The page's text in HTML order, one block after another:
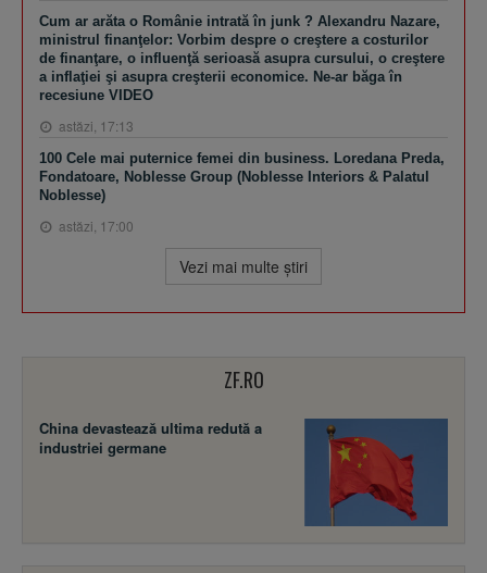
Cum ar arăta o Românie intrată în junk ? Alexandru Nazare,
ministrul finanţelor: Vorbim despre o creştere a costurilor
de finanţare, o influenţă serioasă asupra cursului, o creştere
a inflaţiei şi asupra creşterii economice. Ne-ar băga în
recesiune VIDEO
astăzi, 17:13
100 Cele mai puternice femei din business. Loredana Preda,
Fondatoare, Noblesse Group (Noblesse Interiors & Palatul
Noblesse)
astăzi, 17:00
Vezi mai multe ştiri
ZF.RO
China devastează ultima redută a
industriei germane